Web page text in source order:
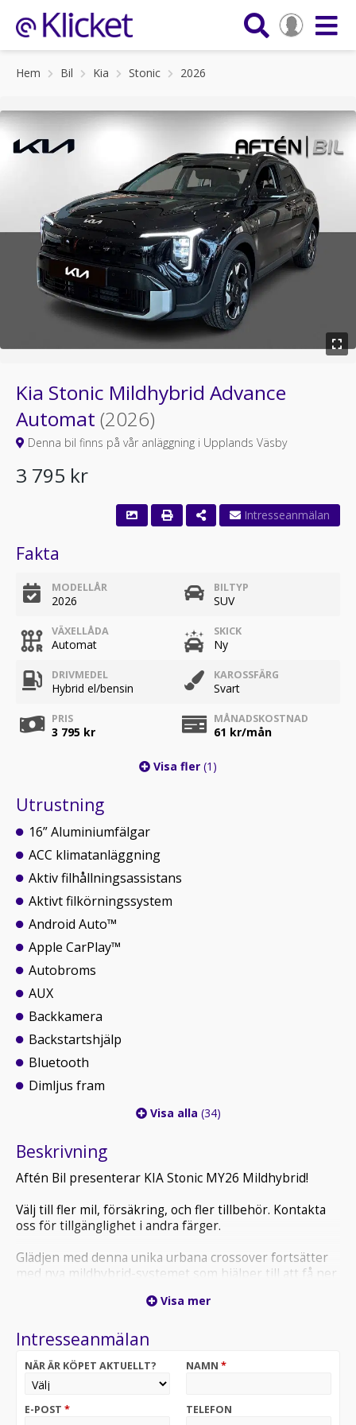
Hem Bil Kia Stonic 2026
Kia Stonic Mildhybrid Advance
Automat (2026)
Denna bil finns på vår anläggning i Upplands Väsby
3 795 kr
Fakta
MODELLÅR
2026
BILTYP
SUV
VÄXELLÅDA
Automat
SKICK
Ny
DRIVMEDEL
Hybrid el/bensin
KAROSSFÄRG
Svart
PRIS
3 795 kr
MÅNADSKOSTNAD
61 kr/mån
Visa fler (1)
Utrustning
16” Aluminiumfälgar
ACC klimatanläggning
Aktiv filhållningsassistans
Aktivt filkörningssystem
Android Auto™
Apple CarPlay™
Autobroms
AUX
Backkamera
Backstartshjälp
Bluetooth
Dimljus fram
Visa alla (34)
Beskrivning
Aftén Bil presenterar KIA Stonic MY26 Mildhybrid!
Välj till fler mil, försäkring, och fler tillbehör. Kontakta
oss för tillgänglighet i andra färger.
Glädjen med denna unika urbana crossover fortsätter
med nya mildhybrid-systemet som hjälper till att få ner
accelerera till en ny nivå av njutbar körning.
Stonic har en smidig och högst responsiv styrning. Med
ökad stabilitet.
betyder det inte att den tummar på utrymmet. Det
Visa mer
Intresseanmälan
NÄR ÄR KÖPET AKTUELLT? NAMN *
E-POST * TELEFON